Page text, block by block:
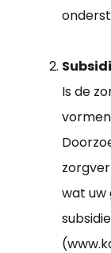
Is de
wat uw